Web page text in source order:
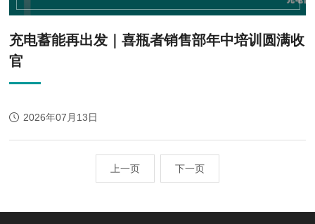
充电蓄能再出发｜喜瓶者销售部年中培训圆满收
官
2026年07月13日
上一页 下一页